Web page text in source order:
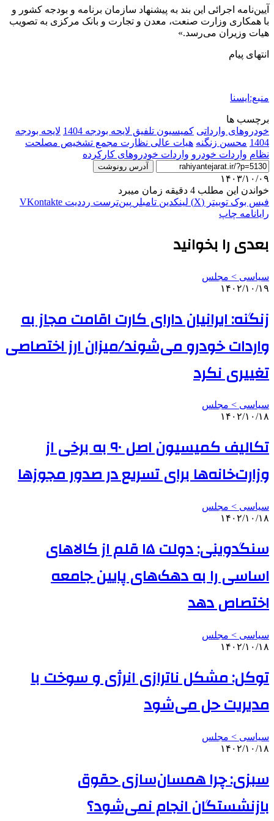
آیین‌نامه اجرائی این بند به پیشنهاد سازمان برنامه و بودجه کشور و
با همکاری وزارت صنعت، معدن و تجارت و بانک مرکزی به تصویب
هیات وزیران می‌رسد.»
انتهای پیام
منبع:ایسنا
برچسب ها
خودروهای وارداتی کمیسیون تلفیق لایحه بودجه 1404
لایحه بودجه
1404 محسن زنگنه هیات عالی نظارت مجمع تشخیص مصلحت
نظام واردات خودرو واردات خودروهای کارکرده
آدرس رونوشت
۱۴۰۳/۱۰/۰۹
خواندن این مطلب 4 دقیقه زمان میبرد
فیس بوک توییتر (X) لینکدین ‫تامبلر ‫پین‌ترست ‫رددیت ‫VKontakte
رایانامه چاپ
بعدی را بخوانید
سیاسی > مجلس
۱۴۰۲/۱۰/۱۹
زنگنه: ایرانیان دارای کارت اقامت مجاز به
واردات خودرو می‌شوند/میزان ارز اختصاصی
تغییری نکرد
سیاسی > مجلس
۱۴۰۲/۱۰/۱۸
تکالیف کمیسیون اصل ۹۰ به برخی از
وزارت‌خانه‌ها برای تسریع در صدور مجوزها
سیاسی > مجلس
۱۴۰۲/۱۰/۱۸
سنگدوینی: دولت ۱۵ قلم از کالاهای
اساسی را به دهک‌های پایین جامعه
اختصاص دهد
سیاسی > مجلس
۱۴۰۲/۱۰/۱۸
توکل: مشکل ناترازی انرژی و سوخت با
مدیریت حل می‌شود
سیاسی > مجلس
۱۴۰۲/۱۰/۱۸
سبزی: چرا همسان‌سازی حقوق
بازنشستگان انجام نمی‌شود؟